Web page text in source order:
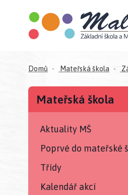
Domů Mateřská škola
Mateřská škola
Aktuality MŠ
Poprvé do mateřské
Třídy
Kalendář akcí